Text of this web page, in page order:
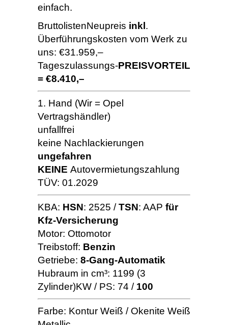
einfach.
BruttolistenNeupreis inkl.
Überführungskosten vom Werk zu
uns: €31.959,–
Tageszulassungs-PREISVORTEIL
= €8.410,–
1. Hand (Wir = Opel
Vertragshändler)
unfallfrei
keine Nachlackierungen
ungefahren
KEINE Autovermietungszahlung
TÜV: 01.2029
KBA: HSN: 2525 /TSN: AAP für
Kfz-Versicherung
Motor: Ottomotor
Treibstoff: Benzin
Getriebe: 8-Gang-Automatik
Hubraum in cm³: 1199 (3
Zylinder)KW / PS: 74 / 100
Farbe: Kontur Weiß / Okenite Weiß